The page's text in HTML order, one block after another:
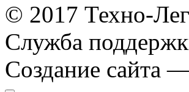
© 2017 Техно-
Служба
Создание сайта